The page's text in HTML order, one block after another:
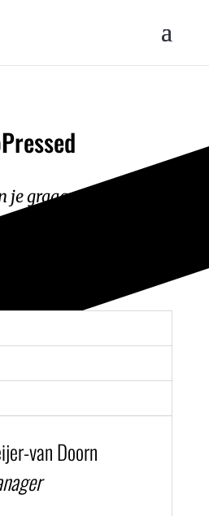
je graag op weg
van Doorn